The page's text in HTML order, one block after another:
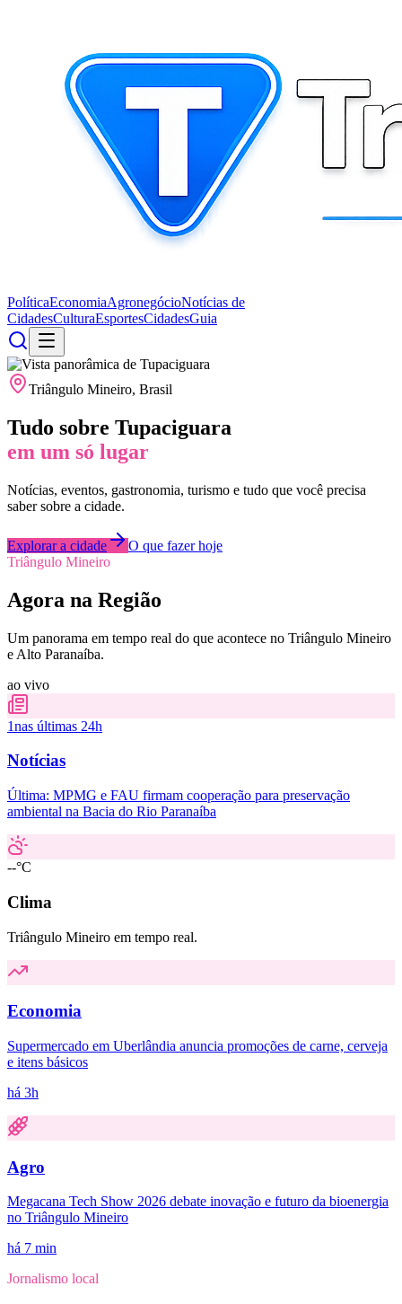
PolíticaEconomiaAgronegócioNotícias de
CidadesCulturaEsportesCidadesGuia
Triângulo Mineiro, Brasil
Tudo sobre Tupaciguara
em um só lugar
Notícias, eventos, gastronomia, turismo e tudo que você precisa
saber sobre a cidade.
Explorar a cidade
O que fazer hoje
Triângulo Mineiro
Agora na Região
Um panorama em tempo real do que acontece no Triângulo Mineiro
e Alto Paranaíba.
ao vivo
1nas últimas 24h
Notícias
Última: MPMG e FAU firmam cooperação para preservação
ambiental na Bacia do Rio Paranaíba
--°C
Clima
Triângulo Mineiro em tempo real.
Economia
Supermercado em Uberlândia anuncia promoções de carne, cerveja
e itens básicos
há 3h
Agro
Megacana Tech Show 2026 debate inovação e futuro da bioenergia
no Triângulo Mineiro
há 7 min
Jornalismo local